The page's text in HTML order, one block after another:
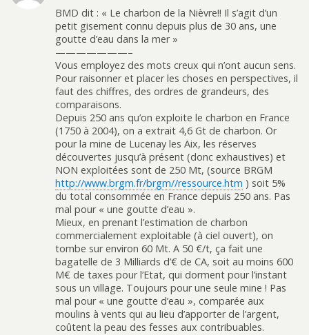
BMD dit : « Le charbon de la Nièvre!! Il s’agit d’un
petit gisement connu depuis plus de 30 ans, une
goutte d’eau dans la mer »
———————–
Vous employez des mots creux qui n’ont aucun sens.
Pour raisonner et placer les choses en perspectives, il
faut des chiffres, des ordres de grandeurs, des
comparaisons.
Depuis 250 ans qu’on exploite le charbon en France
(1750 à 2004), on a extrait 4,6 Gt de charbon. Or
pour la mine de Lucenay les Aix, les réserves
découvertes jusqu’à présent (donc exhaustives) et
NON exploitées sont de 250 Mt, (source BRGM
http://www.brgm.fr/brgm//ressource.htm ) soit 5%
du total consommée en France depuis 250 ans. Pas
mal pour « une goutte d’eau ».
Mieux, en prenant l’estimation de charbon
commercialement exploitable (à ciel ouvert), on
tombe sur environ 60 Mt. A 50 €/t, ça fait une
bagatelle de 3 Milliards d’€ de CA, soit au moins 600
M€ de taxes pour l’Etat, qui dorment pour l’instant
sous un village. Toujours pour une seule mine ! Pas
mal pour « une goutte d’eau », comparée aux
moulins à vents qui au lieu d’apporter de l’argent,
coûtent la peau des fesses aux contribuables.